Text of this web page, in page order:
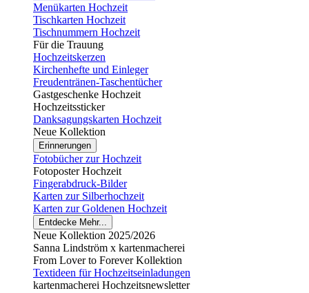
Menükarten Hochzeit
Tischkarten Hochzeit
Tischnummern Hochzeit
Für die Trauung
Hochzeitskerzen
Kirchenhefte und Einleger
Freudentränen-Taschentücher
Gastgeschenke Hochzeit
Hochzeitssticker
Danksagungskarten Hochzeit
Neue Kollektion
Erinnerungen
Fotobücher zur Hochzeit
Fotoposter Hochzeit
Fingerabdruck-Bilder
Karten zur Silberhochzeit
Karten zur Goldenen Hochzeit
Entdecke Mehr...
Neue Kollektion 2025/2026
Sanna Lindström x kartenmacherei
From Lover to Forever Kollektion
Textideen für Hochzeitseinladungen
kartenmacherei Hochzeitsnewsletter